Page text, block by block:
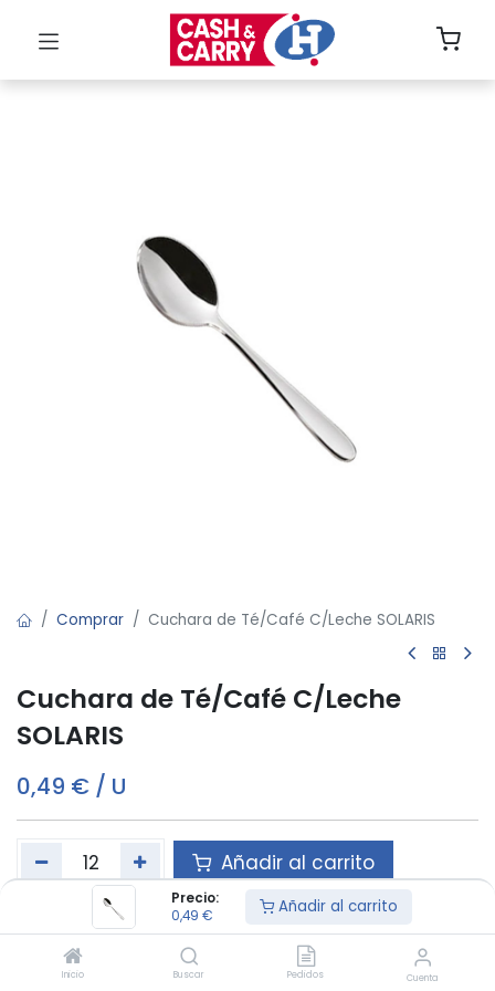
Precio:
0,49 € Añadir al carrito
Inicio Buscar Pedidos Cuenta
Comprar Cuchara de Té/Café C/Leche SOLARIS
Cuchara de Té/Café C/Leche
SOLARIS
0,49 € / U
Añadir al carrito
Este producto es vendido en unidads de 12
Material: ACERO INOXIDABLE 18/0